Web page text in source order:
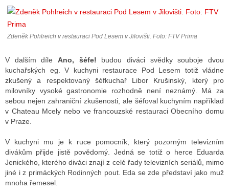
TELEVIZE
TELEVIZÍ
VYSÍLAČE
INTERNET
STRÁNKY RÁDIÍ
STRÁNKY TV
Zdeněk Pohlreich v restauraci Pod Lesem v Jilovišti. Foto: FTV Prima
V dalším díle Ano, šéfe! budou diváci svědky souboje dvou
kuchařských eg. V kuchyni restaurace Pod Lesem totiž vládne
zkušený a respektovaný šéfkuchař Libor Krušinský, který pro
milovníky vysoké gastronomie rozhodně není neznámý. Má za
sebou nejen zahraniční zkušenosti, ale šéfoval kuchyním například
v Chateau Mcely nebo ve francouzské restauraci Obecního domu
v Praze.
V kuchyni mu je k ruce pomocník, který pozorným televizním
divákům přijde jistě povědomý. Jedná se totiž o herce Eduarda
Jenického, kterého diváci znají z celé řady televizních seriálů, mimo
jiné i z primáckých Rodinných pout. Eda se zde představí jako muž
mnoha řemesel.